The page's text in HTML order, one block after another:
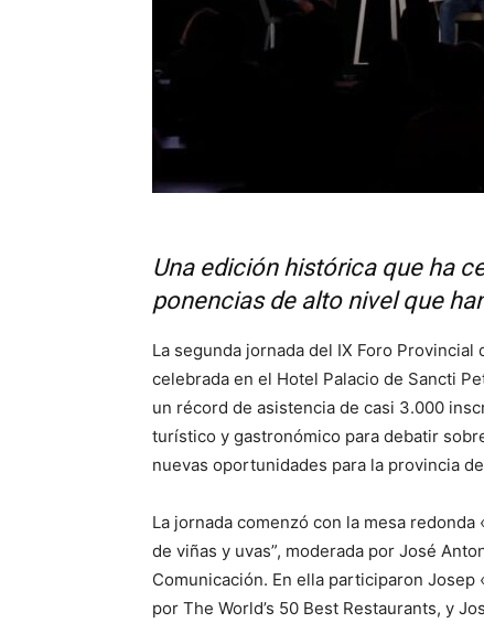
Una edición histórica que ha
ponencias de alto nivel que
La segunda jornada del IX Foro
celebrada en el Hotel Palacio de Sancti
un récord de asistencia de casi 3.000
turístico y gastronómico para debatir
nuevas oportunidades para la provincia
La jornada comenzó con la mesa
de viñas y uvas”, moderada por José
Comunicación. En ella participaron
por The World’s 50 Best Restaurants, y